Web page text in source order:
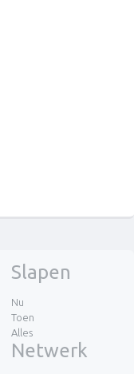
Slapen
Nu
Toen
Alles
Netwerk